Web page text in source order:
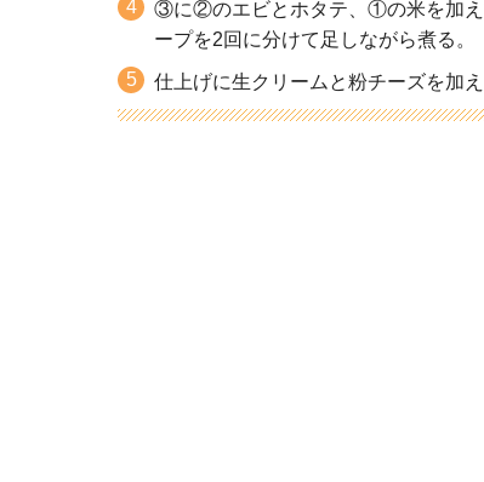
③に②のエビとホタテ、①の米を加え
ープを2回に分けて足しながら煮る。
仕上げに生クリームと粉チーズを加